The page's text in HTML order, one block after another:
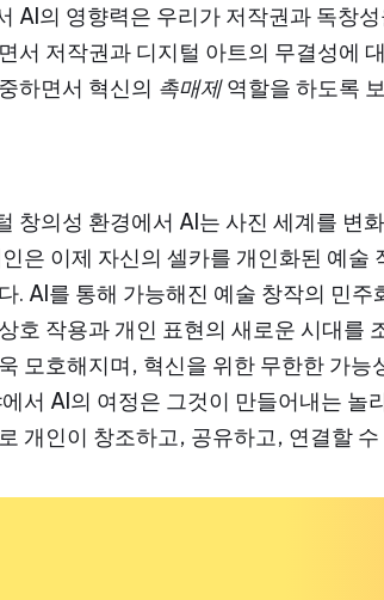
AI의 영향력은 우리가 저작권과 독창
서 저작권과 디지털 아트의 무결성에
하면서 혁신의 촉매제역할을 하도록
창의성 환경에서 AI는 사진 세계를
은 이제 자신의 셀카를 개인화된 예
. AI를 통해 가능해진 예술 창작의 민
호 작용과 개인 표현의 새로운 시대를
모호해지며, 혁신을 위한 무한한 가
서 AI의 여정은 그것이 만들어내는 놀
개인이 창조하고, 공유하고, 연결할